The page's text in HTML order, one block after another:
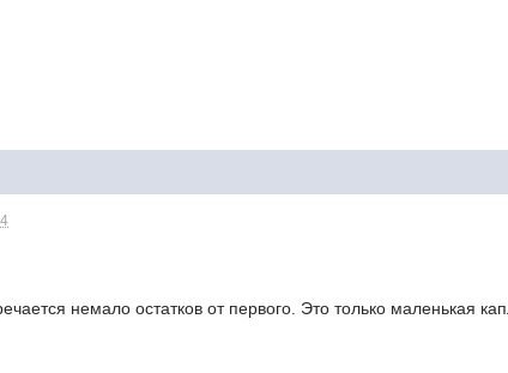
немало остатков от первого. Это только маленькая